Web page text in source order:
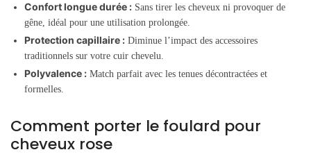
Confort longue durée : Sans tirer les cheveux ni provoquer de
gêne, idéal pour une utilisation prolongée.
Protection capillaire : Diminue l’impact des accessoires
traditionnels sur votre cuir chevelu.
Polyvalence : Match parfait avec les tenues décontractées et
formelles.
Comment porter le foulard pour
cheveux rose